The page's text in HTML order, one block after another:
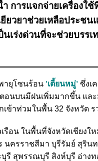
การแจกจ่ายเครื่องใ
ยวยาช่วยเหลือประ
ป็นเร่งด่วนที่จะช่วยบร
ายุโซนร้อน 'เตี้ยนหมู่' ซึ่งเ
อนบนมีฝนเพิ่มมากขึ้น แล
าท่วมในพื้น 32 จังหวัด ร
รือน ในพื้นที่จังหวัดเชียง
นครราชสีมา บุรีรัมย์ สุริน
รี สุพรรณบุรี สิงห์บุรี อ่าง